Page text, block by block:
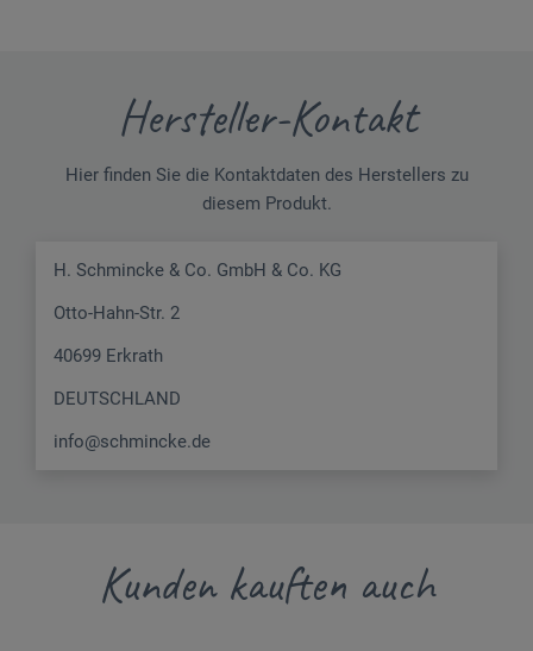
Hersteller-Kontakt
Hier finden Sie die Kontaktdaten des Herstellers zu
diesem Produkt.
H. Schmincke & Co. GmbH & Co. KG
Otto-Hahn-Str. 2
40699 Erkrath
DEUTSCHLAND
info@schmincke.de
Kunden kauften auch